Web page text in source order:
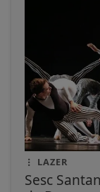
LAZER
Sesc